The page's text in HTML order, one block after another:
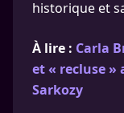
historique et
À lire : Carla
et « recluse »
Sarkozy